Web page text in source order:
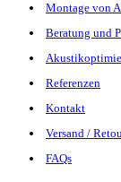
Montage von
Beratung und
Referenzen
Kontakt
Versand /
FAQs